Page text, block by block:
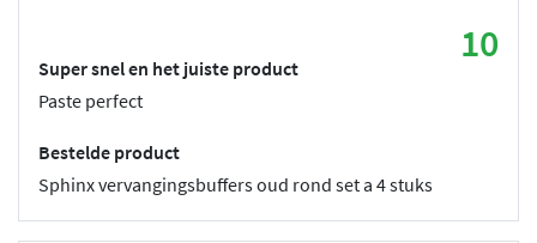
10
Super snel en het juiste product
Paste perfect
Bestelde product
Sphinx vervangingsbuffers oud rond set a 4 stuks